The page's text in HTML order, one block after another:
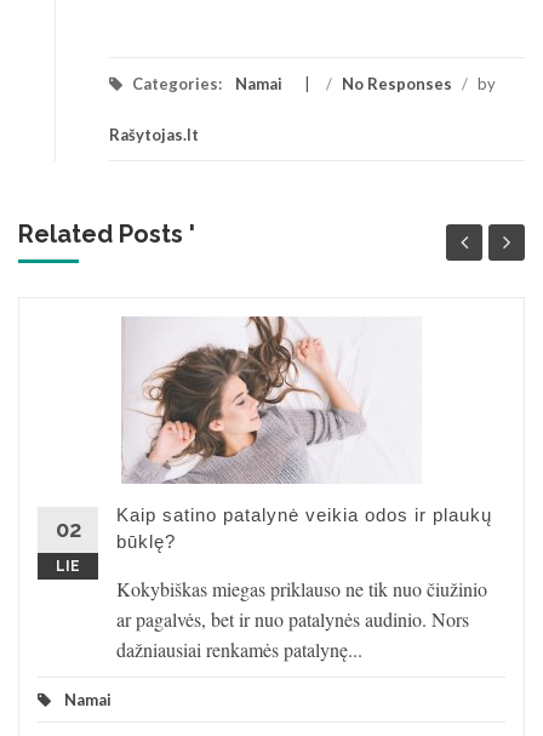
Categories: Namai / No Responses / by
Rašytojas.lt
Related Posts '
02
LIE
Kaip satino patalynė veikia odos ir plaukų
būklę?
Kokybiškas miegas priklauso ne tik nuo čiužinio
ar pagalvės, bet ir nuo patalynės audinio. Nors
dažniausiai renkamės patalynę...
Namai